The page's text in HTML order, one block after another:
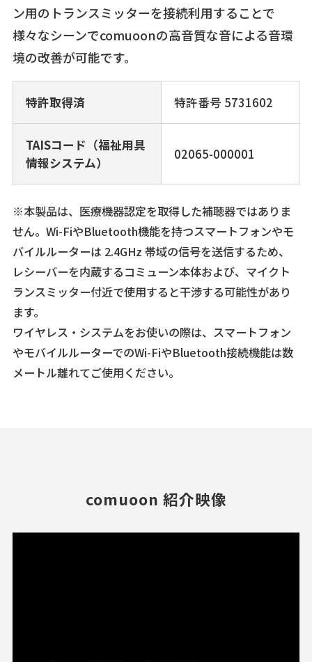
ン用のトランスミッターを接続利用することで
様々なシーンでcomuoonの高音質な音による音環
境の改善が可能です。
特許取得済 特許番号 5731602
TAISコード（福祉用具
情報システム）
02065-000001
※本製品は、医療機器認定を取得した補聴器ではありま
せん。Wi-FiやBluetooth機能を持つスマートフォンやモ
バイルルーターは 2.4GHz 帯域の信号を送信するため、
レシーバーを内蔵するコミューン本体および、マイクト
ランスミッター付近で使用すると干渉する可能性があり
ます。
ワイヤレス・システムをお使いの際は、スマートフォン
やモバイルルーターでのWi-FiやBluetooth接続機能は数
メートル離れてご使用ください。
comuoon 紹介映像